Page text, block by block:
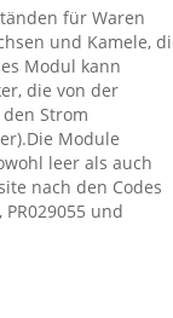
für Waren
und Kamele,
Modul kann
die von der
Strom
Module
leer als auch
nach den Codes
PR029055 und